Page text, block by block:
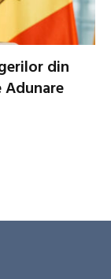
din
Adunare